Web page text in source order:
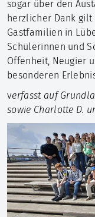
sogar über den
herzlicher Dank
Gastfamilien in
Schülerinnen und
Offenheit, Neugier
besonderen
verfasst auf
sowie Charlotte D.